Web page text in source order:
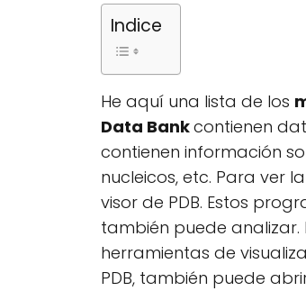
Indice
He aquí una lista de los
Data Bankcontienen
contienen información
nucleicos, etc. Para ver
visor de PDB. Estos
también puede
herramientas de
PDB, también puede